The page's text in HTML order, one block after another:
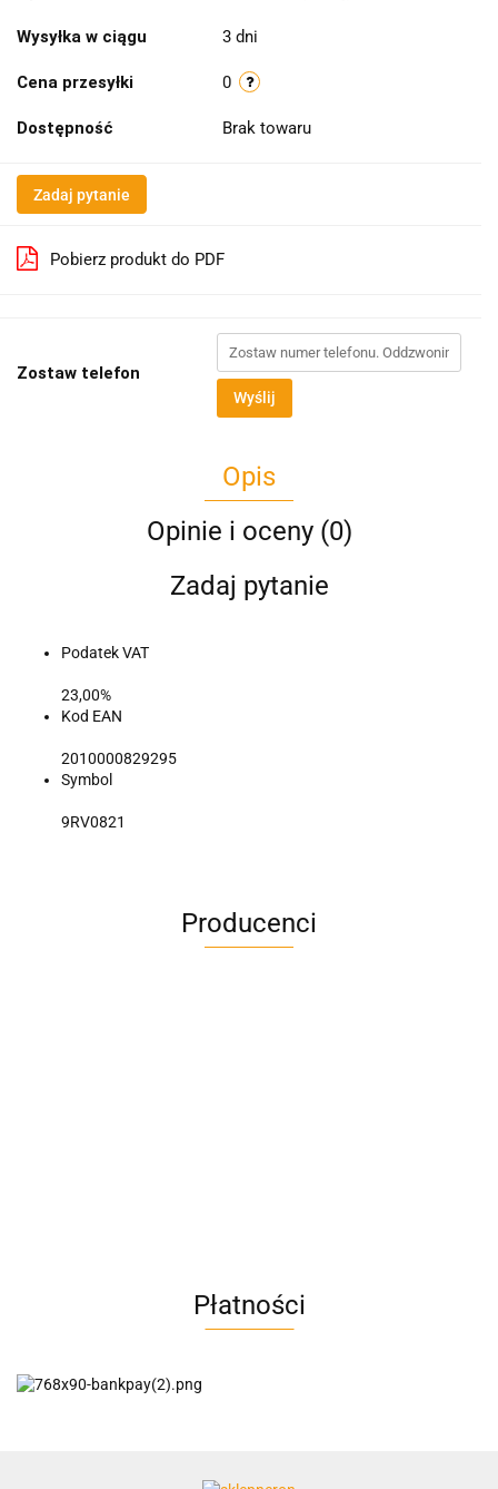
Wysyłka w ciągu 3 dni
Cena przesyłki 0
Dostępność Brak towaru
Zadaj pytanie
Pobierz produkt do PDF
Zostaw telefon
Wyślij
Opis
Opinie i oceny (0)
Zadaj pytanie
Podatek VAT
23,00%
Kod EAN
2010000829295
Symbol
9RV0821
Producenci
AC EasyLine
Płatności